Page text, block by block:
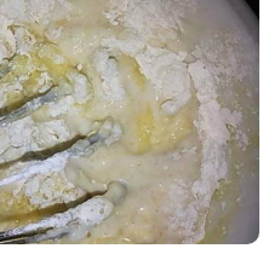
129 мкг
31.7 мкг
0
2.4 мкг
660.5 мкг